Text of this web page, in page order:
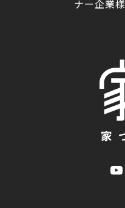
ナー企業
YouTube